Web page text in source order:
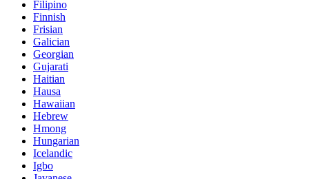
Filipino
Finnish
Frisian
Galician
Georgian
Gujarati
Haitian
Hausa
Hawaiian
Hebrew
Hmong
Hungarian
Icelandic
Igbo